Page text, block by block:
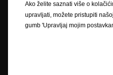
Recikliranje
Homologacija
Izjave o sukladnosti
Kontakt
Postavke kolačića
Ako želite saznati više o
upravljati, možete pristupiti
gumb 'Upravljaj mojim